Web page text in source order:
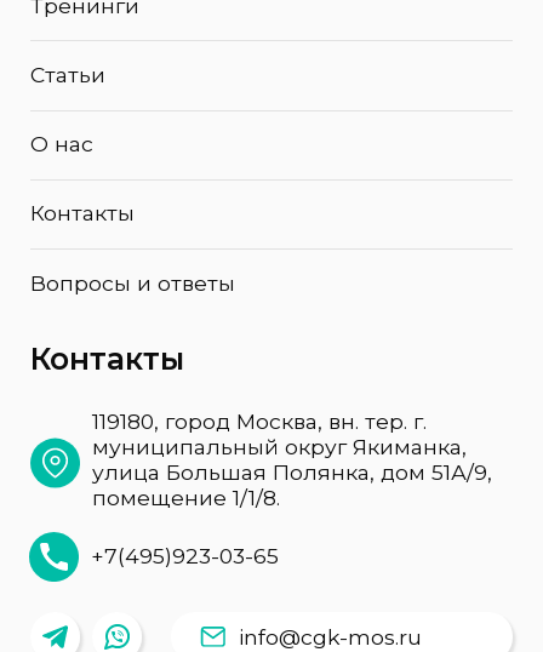
муниципальный округ Якиманка,
помещение 1/1/8.
Вопросы и ответы
Контакты
Улица Большая Полянка, 51А/9 — Яндекс Карты
info@cgk-mos.ru